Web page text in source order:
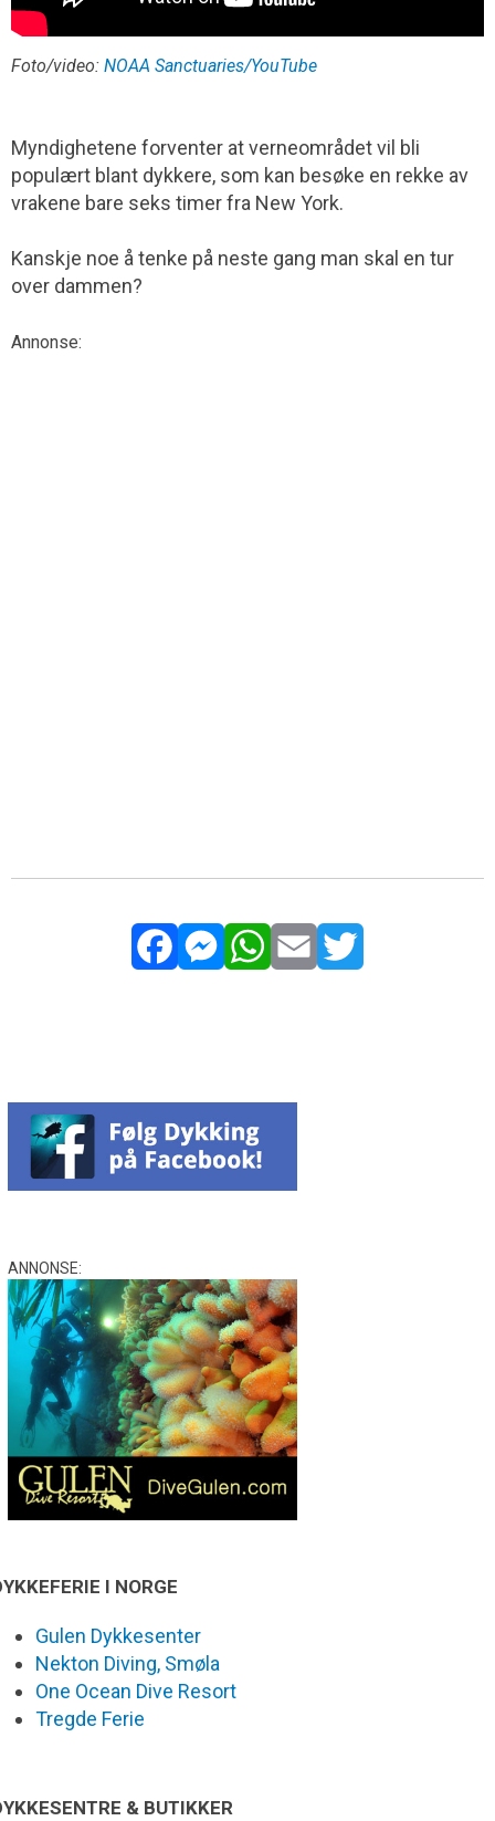
Foto/video: NOAA Sanctuaries/YouTube
Myndighetene forventer at verneområdet vil bli
populært blant dykkere, som kan besøke en rekke av
vrakene bare seks timer fra New York.
Kanskje noe å tenke på neste gang man skal en tur
over dammen?
Annonse:
ANNONSE:
I NORGE
Gulen Dykkesenter
Nekton Diving, Smøla
One Ocean Dive Resort
Tregde Ferie
& BUTIKKER